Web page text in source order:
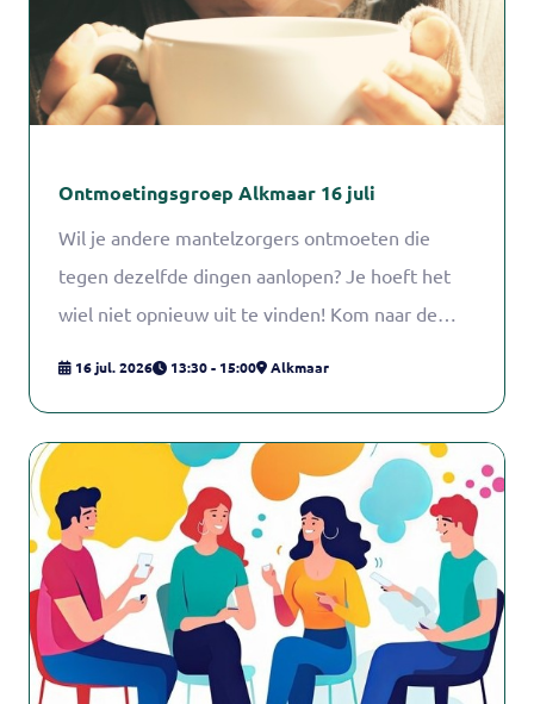
Ontmoetingsgroep Alkmaar 16 juli
Wil je andere mantelzorgers ontmoeten die
tegen dezelfde dingen aanlopen? Je hoeft het
wiel niet opnieuw uit te vinden! Kom naar de
Mantelzorgcentrum, begeleidt de
ontmoetingsgroep.
16 jul. 2026 13:30 - 15:00 Alkmaar